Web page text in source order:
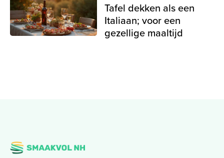
Tafel dekken als een
Italiaan; voor een
gezellige maaltijd